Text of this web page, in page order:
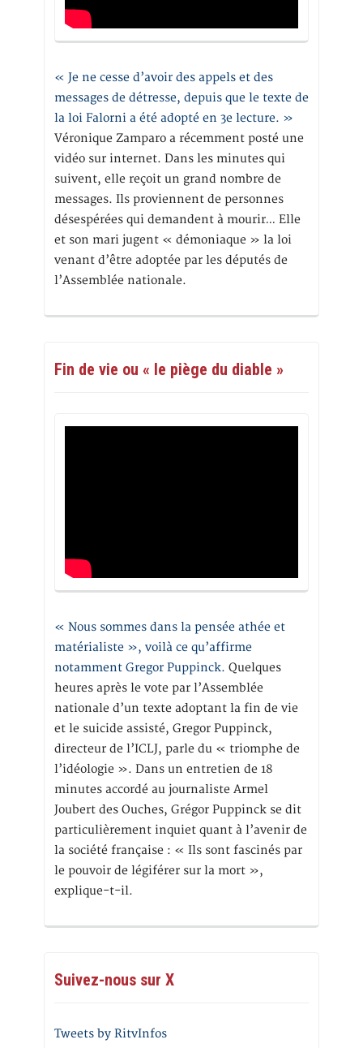
« Je ne cesse d’avoir des appels et des
messages de détresse, depuis que le texte de
la loi Falorni a été adopté en 3e lecture. »
Véronique Zamparo a récemment posté une
vidéo sur internet. Dans les minutes qui
suivent, elle reçoit un grand nombre de
messages. Ils proviennent de personnes
désespérées qui demandent à mourir… Elle
et son mari jugent « démoniaque » la loi
venant d’être adoptée par les députés de
l’Assemblée nationale.
Fin de vie ou « le piège du diable »
« Nous sommes dans la pensée athée et
matérialiste », voilà ce qu’affirme
notamment Gregor Puppinck. Quelques
heures après le vote par l’Assemblée
nationale d’un texte adoptant la fin de vie
et le suicide assisté, Gregor Puppinck,
directeur de l’ICLJ, parle du « triomphe de
l’idéologie ». Dans un entretien de 18
minutes accordé au journaliste Armel
Joubert des Ouches, Grégor Puppinck se dit
particulièrement inquiet quant à l’avenir de
la société française : « Ils sont fascinés par
le pouvoir de légiférer sur la mort »,
explique-t-il.
Suivez-nous sur X
Tweets by RitvInfos